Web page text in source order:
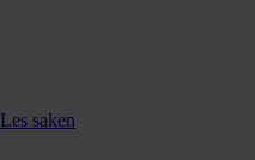
Les saken